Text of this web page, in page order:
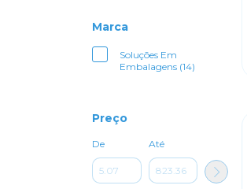
Marca
Soluções Em
Embalagens (14)
Preço
De Até